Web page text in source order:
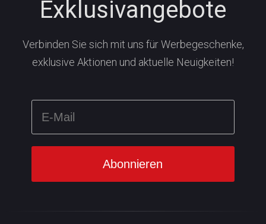
Exklusivangebote
Verbinden Sie sich mit uns für Werbegeschenke,
exklusive Aktionen und aktuelle Neuigkeiten!